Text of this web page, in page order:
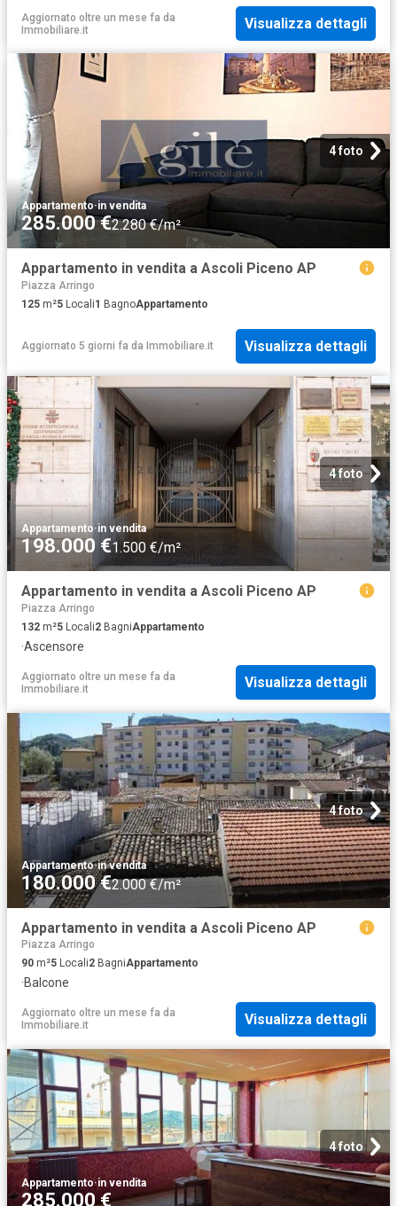
Aggiornato oltre un mese fa da
Immobiliare.it
Visualizza dettagli
4 foto
Appartamento·in vendita
285.000 €2.280 €/m²
Appartamento in vendita a Ascoli Piceno AP
Piazza Arringo
125 m²5 Locali1 BagnoAppartamento
Aggiornato 5 giorni fa da Immobiliare.it Visualizza dettagli
4 foto
Appartamento·in vendita
198.000 €1.500 €/m²
Appartamento in vendita a Ascoli Piceno AP
Piazza Arringo
132 m²5 Locali2 BagniAppartamento
·Ascensore
Aggiornato oltre un mese fa da
Immobiliare.it
Visualizza dettagli
4 foto
Appartamento·in vendita
180.000 €2.000 €/m²
Appartamento in vendita a Ascoli Piceno AP
Piazza Arringo
90 m²5 Locali2 BagniAppartamento
·Balcone
Aggiornato oltre un mese fa da
Immobiliare.it
Visualizza dettagli
4 foto
Appartamento·in vendita
285.000 €